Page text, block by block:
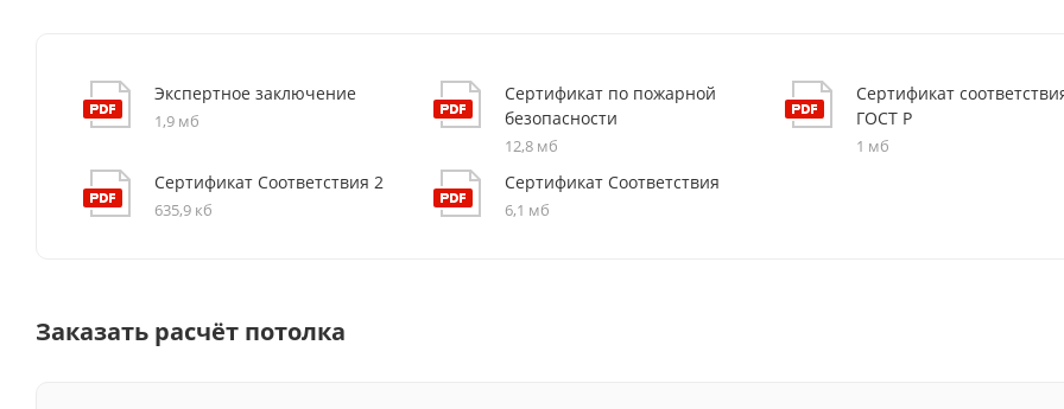
Экспертное заключение
1,9 мб
Сертификат по пожарной
безопасности
12,8 мб
Сертификат
ГОСТ Р
1 мб
Сертификат Соответствия 2
635,9 кб
Сертификат Соответствия
6,1 мб
Заказать расчёт потолка